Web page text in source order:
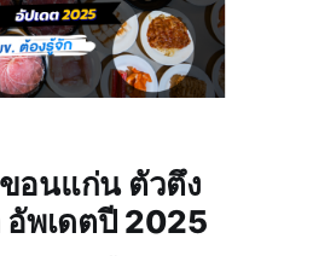
อนแก่น ตัวตึง
อัพเดตปี 2025